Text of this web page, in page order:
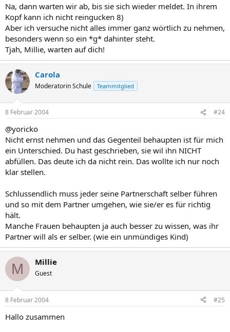
Na, dann warten wir ab, bis sie sich wieder meldet. In ihrem
Kopf kann ich nicht reingucken 8)
Aber ich versuche nicht alles immer ganz wörtlich zu nehmen,
besonders wenn so ein *g* dahinter steht.
Tjah, Millie, warten auf dich!
Carola
Moderatorin Schule Teammitglied
8 Februar 2004 #24
@yoricko
Nicht ernst nehmen und das Gegenteil behaupten ist für mich
ein Unterschied. Du hast geschrieben, sie wil ihn NICHT
abfüllen. Das deute ich da nicht rein. Das wollte ich nur noch
klar stellen.
Schlussendlich muss jeder seine Partnerschaft selber führen
und so mit dem Partner umgehen, wie sie/er es für richtig
hält.
Manche Frauen behaupten ja auch besser zu wissen, was ihr
Partner will als er selber. (wie ein unmündiges Kind)
M Millie
Guest
8 Februar 2004 #25
Hallo zusammen